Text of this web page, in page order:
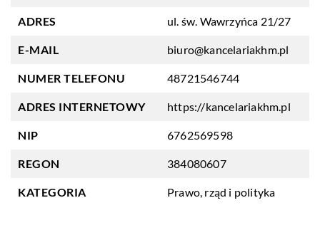
ADRES ul. św. Wawrzyńca 21/27
E-MAIL biuro@kancelariakhm.pl
NUMER TELEFONU 48721546744
ADRES INTERNETOWY https://kancelariakhm.pl
NIP 6762569598
REGON 384080607
KATEGORIA Prawo, rząd i polityka